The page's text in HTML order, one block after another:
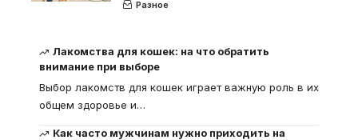
Разное
Лакомства для кошек: на что обратить
внимание при выборе
Выбор лакомств для кошек играет важную роль в их
общем здоровье и…
Как часто мужчинам нужно приходить на